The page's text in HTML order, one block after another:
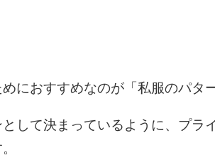
におすすめなのが「私服のパタ
して決まっているように、プラ